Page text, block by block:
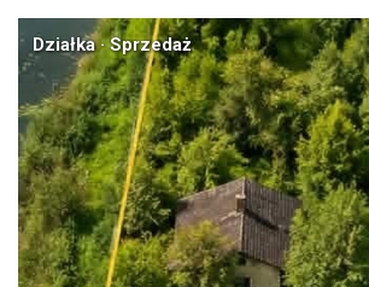
Działka · Sprzedaż